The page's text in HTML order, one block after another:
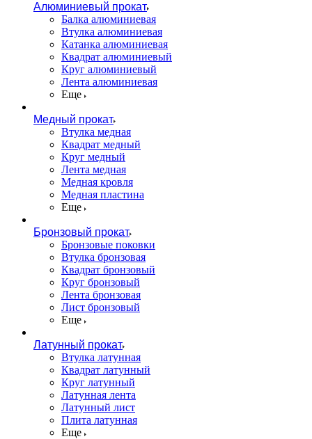
Алюминиевый прокат
Балка алюминиевая
Втулка алюминиевая
Катанка алюминиевая
Квадрат алюминиевый
Круг алюминиевый
Лента алюминиевая
Еще
Медный прокат
Втулка медная
Квадрат медный
Круг медный
Лента медная
Медная кровля
Медная пластина
Еще
Бронзовый прокат
Бронзовые поковки
Втулка бронзовая
Квадрат бронзовый
Круг бронзовый
Лента бронзовая
Лист бронзовый
Еще
Латунный прокат
Втулка латунная
Квадрат латунный
Круг латунный
Латунная лента
Латунный лист
Плита латунная
Еще